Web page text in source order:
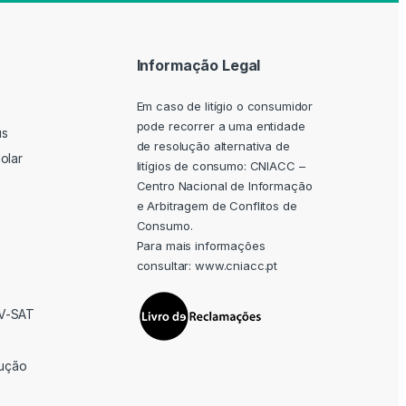
SAT
Informação Legal
Em caso de litígio o consumidor
pode recorrer a uma entidade
de resolução alternativa de
litígios de consumo: CNIACC –
Centro Nacional de Informação
e Arbitragem de Conflitos de
Consumo.
Para mais informações
consultar: www.cniacc.pt